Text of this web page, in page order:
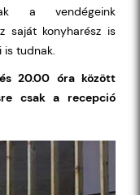
a vendégeink
saját konyharész is
is tudnak.
20.00 óra között
csak a recepció